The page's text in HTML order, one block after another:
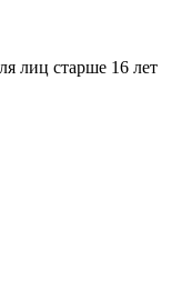
лиц старше 16 лет